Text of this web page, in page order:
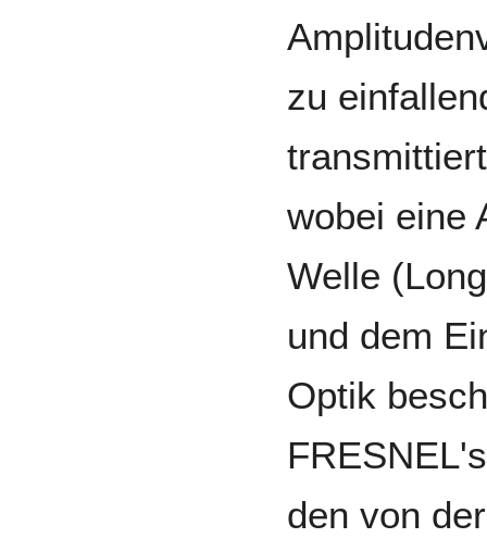
zu
wobei eine
Welle
und dem
Optik
den von